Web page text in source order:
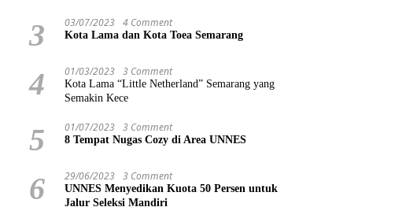
3 03/07/2023 4 Comment
Kota Lama dan Kota Toea Semarang
4 01/03/2023 3 Comment
Kota Lama “Little Netherland” Semarang yang
Semakin Kece
5 01/07/2023 3 Comment
8 Tempat Nugas Cozy di Area UNNES
6 29/06/2023 3 Comment
UNNES Menyedikan Kuota 50 Persen untuk
Jalur Seleksi Mandiri